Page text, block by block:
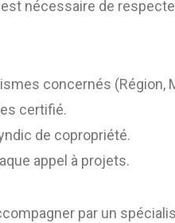
est nécessaire de
concernés (Région,
certifié.
de copropriété.
appel à projets.
par un